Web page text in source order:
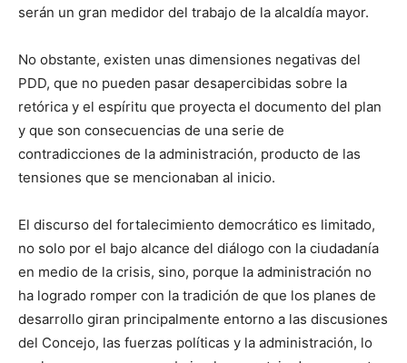
serán un gran medidor del trabajo de la alcaldía mayor.
No obstante, existen unas dimensiones negativas del
PDD, que no pueden pasar desapercibidas sobre la
retórica y el espíritu que proyecta el documento del plan
y que son consecuencias de una serie de
contradicciones de la administración, producto de las
tensiones que se mencionaban al inicio.
El discurso del fortalecimiento democrático es limitado,
no solo por el bajo alcance del diálogo con la ciudadanía
en medio de la crisis, sino, porque la administración no
ha logrado romper con la tradición de que los planes de
desarrollo giran principalmente entorno a las discusiones
del Concejo, las fuerzas políticas y la administración, lo